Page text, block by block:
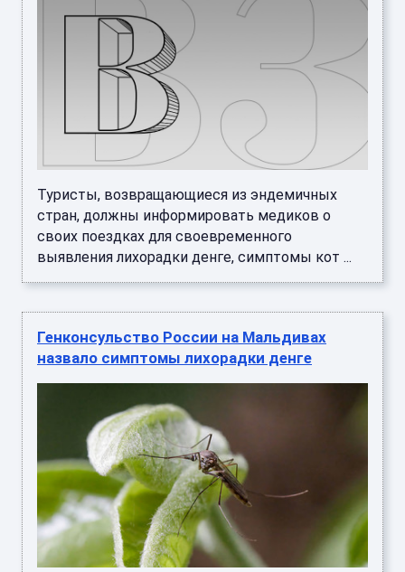
Туристы, возвращающиеся из эндемичных
стран, должны информировать медиков о
своих поездках для своевременного
выявления лихорадки денге, симптомы кот ...
Генконсульство России на Мальдивах
назвало симптомы лихорадки денге